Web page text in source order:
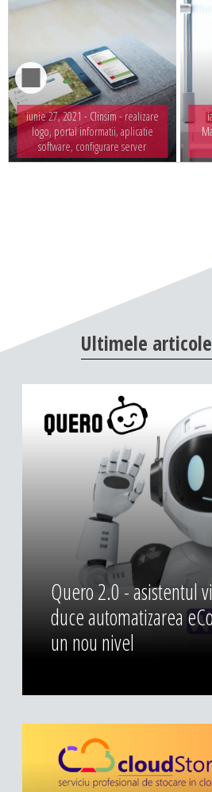
iunie 27, 2021 - Clinsim - realizare
logo, portal informatii, aplicatie
software, configurare server
Ultimele articole
Quero 2.0 - asistentul
duce automatizarea
un nou nivel